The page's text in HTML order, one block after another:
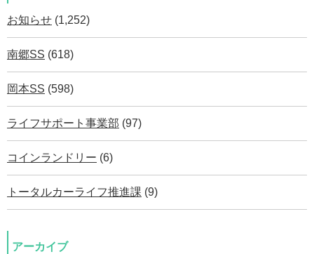
お知らせ (1,252)
南郷SS (618)
岡本SS (598)
ライフサポート事業部 (97)
コインランドリー (6)
トータルカーライフ推進課 (9)
アーカイブ